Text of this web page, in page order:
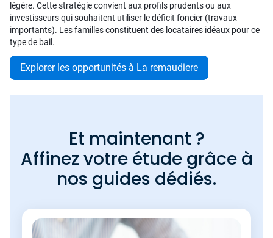
légère. Cette stratégie convient aux profils prudents ou aux
investisseurs qui souhaitent utiliser le déficit foncier (travaux
importants). Les familles constituent des locataires idéaux pour ce
type de bail.
Explorer les opportunités à La remaudiere
Et maintenant ?
Affinez votre étude grâce à
nos guides dédiés.